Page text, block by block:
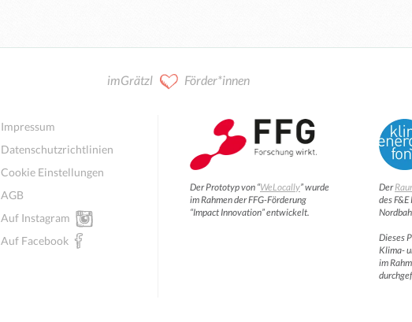
imGrätzl Förder*innen
Impressum
Datenschutzrichtlinien
Cookie Einstellungen
AGB
Auf Instagram
Auf Facebook
Der Prototyp von “WeLocally” wurde
im Rahmen der FFG-Förderung
“Impact Innovation” entwickelt.
Der
des
Dieses
Klima-
im